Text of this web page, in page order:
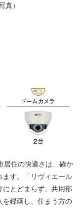
真）
居住の快適さは、確か
ます。「リヴィエール
とどまらず、共用部
を録画し、住まう方の